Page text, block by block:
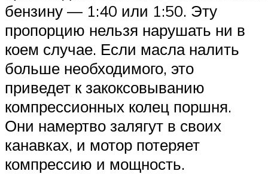
бензину — 1:40 или 1:50. Эту
пропорцию нельзя нарушать ни в
коем случае. Если масла налить
больше необходимого, это
приведет к закоксовыванию
компрессионных колец поршня.
Они намертво залягут в своих
канавках, и мотор потеряет
компрессию и мощность.